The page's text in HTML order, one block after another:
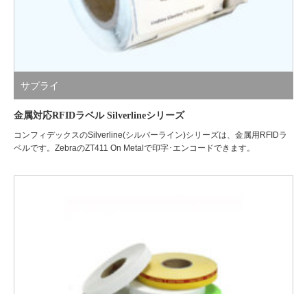
サプライ
金属対応RFIDラベル Silverlineシリーズ
コンフィデックスのSilverline(シルバーライン)シリーズは、金属用RFIDラ
ベルです。ZebraのZT411 On Metalで印字･エンコードできます。